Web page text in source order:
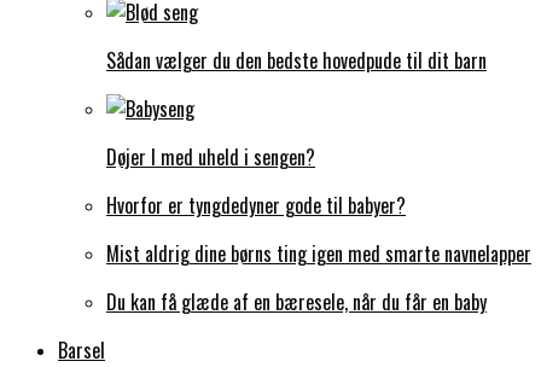
Sådan vælger du den bedste hovedpude til dit barn
Døjer I med uheld i sengen?
Hvorfor er tyngdedyner gode til babyer?
Mist aldrig dine børns ting igen med smarte navnelapper
Du kan få glæde af en bæresele, når du får en baby
Barsel